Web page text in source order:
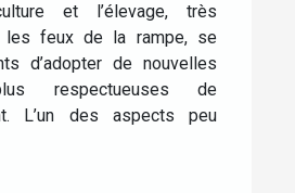
et l’élevage, très
les feux de la rampe, se
d’adopter de nouvelles
respectueuses de
L’un des aspects peu